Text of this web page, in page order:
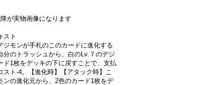
が実物画像になります
スト
ジモンが手札のこのカードに進化する
分のトラッシュから、白のLv.７のデジ
ド1枚をデッキの下に戻すことで、支払
スト-4。【進化時】【アタック時】こ
ンの進化元から、2色のカード1枚をデ